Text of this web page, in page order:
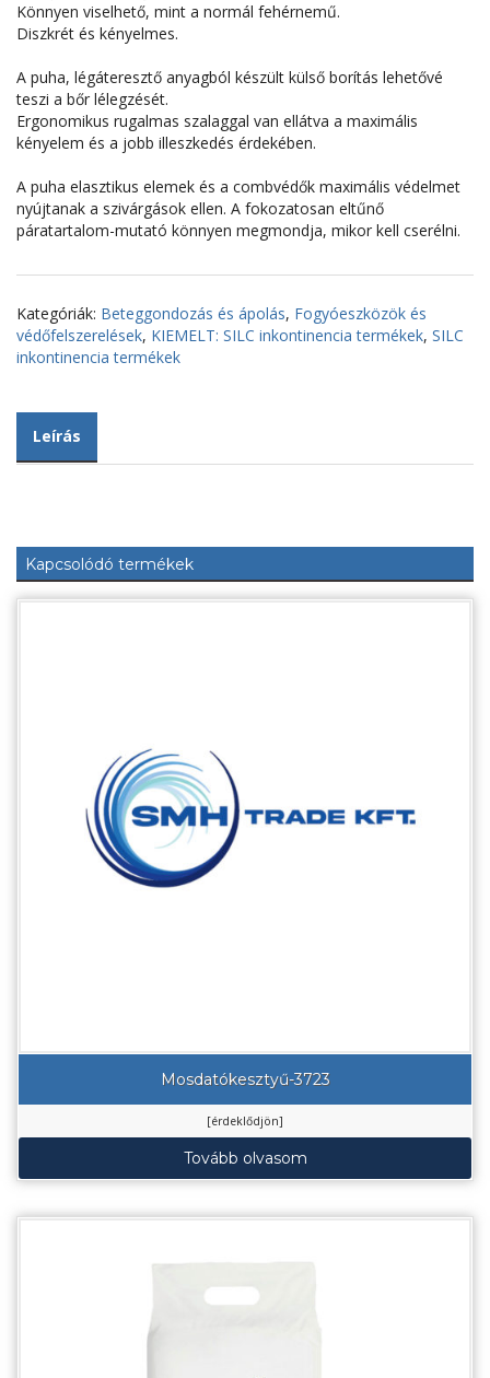
Könnyen viselhető, mint a normál fehérnemű.
Diszkrét és kényelmes.
A puha, légáteresztő anyagból készült külső borítás lehetővé
teszi a bőr lélegzését.
Ergonomikus rugalmas szalaggal van ellátva a maximális
kényelem és a jobb illeszkedés érdekében.
A puha elasztikus elemek és a combvédők maximális védelmet
nyújtanak a szivárgások ellen. A fokozatosan eltűnő
páratartalom-mutató könnyen megmondja, mikor kell cserélni.
Kategóriák: Beteggondozás és ápolás, Fogyóeszközök és
védőfelszerelések, KIEMELT: SILC inkontinencia termékek, SILC
inkontinencia termékek
Leírás
Kapcsolódó termékek
Mosdatókesztyű-3723
[érdeklődjön]
Tovább olvasom